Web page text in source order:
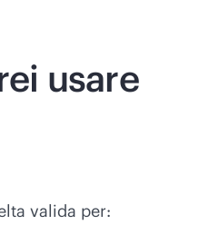
usare
valida per: